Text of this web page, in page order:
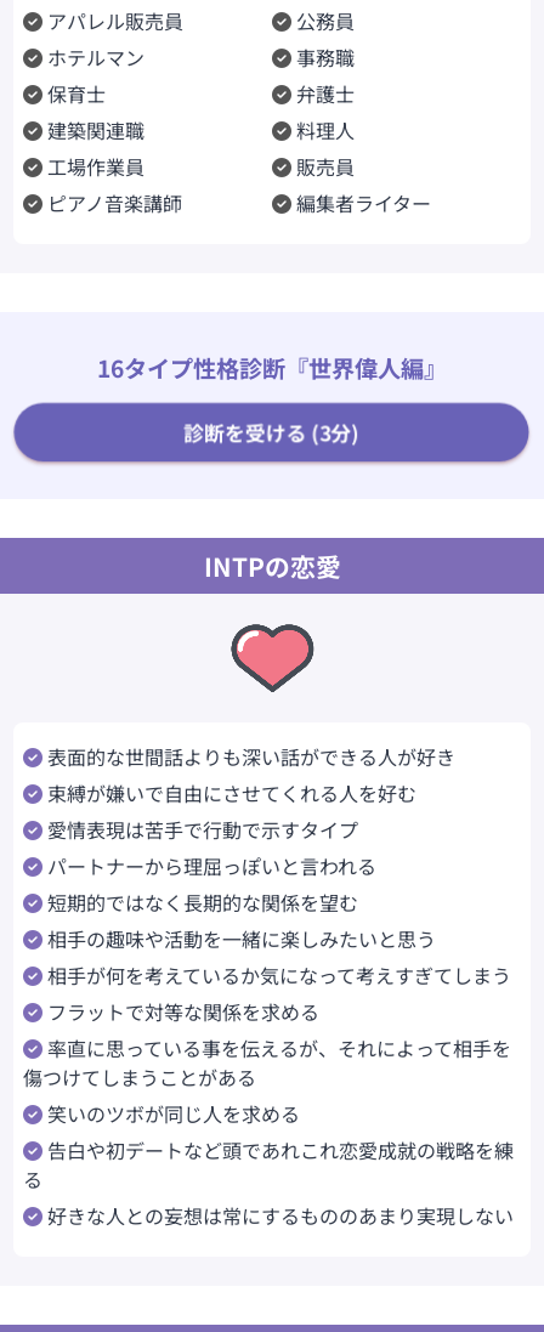
アパレル販売員
ホテルマン
保育士
建築関連職
工場作業員
ピアノ音楽講師
公務員
事務職
弁護士
料理人
販売員
編集者ライター
16タイプ性格診断『世界偉人編』
診断を受ける (3分)
INTPの恋愛
表面的な世間話よりも深い話ができる人が好き
束縛が嫌いで自由にさせてくれる人を好む
愛情表現は苦手で行動で示すタイプ
パートナーから理屈っぽいと言われる
短期的ではなく長期的な関係を望む
相手の趣味や活動を一緒に楽しみたいと思う
相手が何を考えているか気になって考えすぎてしまう
フラットで対等な関係を求める
率直に思っている事を伝えるが、それによって相手を
傷つけてしまうことがある
笑いのツボが同じ人を求める
告白や初デートなど頭であれこれ恋愛成就の戦略を練
る
好きな人との妄想は常にするもののあまり実現しない